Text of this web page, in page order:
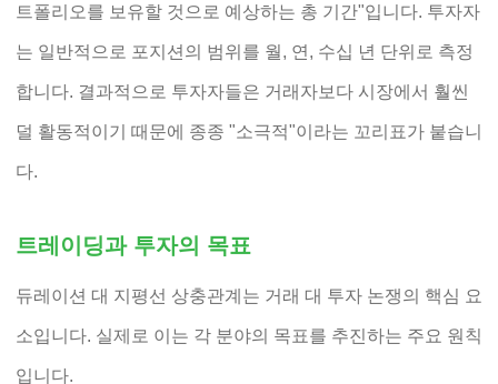
트폴리오를 보유할 것으로 예상하는 총 기간"입니다. 투자자
는 일반적으로 포지션의 범위를 월, 연, 수십 년 단위로 측정
합니다. 결과적으로 투자자들은 거래자보다 시장에서 훨씬
덜 활동적이기 때문에 종종 "소극적"이라는 꼬리표가 붙습니
다.
트레이딩과 투자의 목표
듀레이션 대 지평선 상충관계는 거래 대 투자 논쟁의 핵심 요
소입니다. 실제로 이는 각 분야의 목표를 추진하는 주요 원칙
입니다.